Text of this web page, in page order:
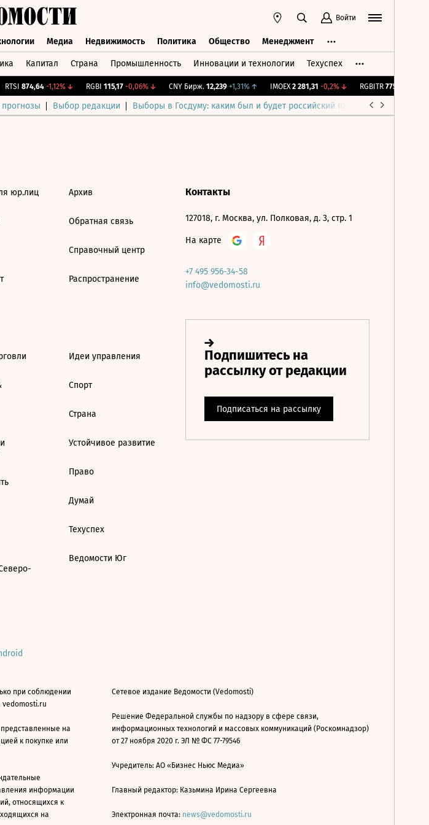
Войти
Медиа Недвижимость Политика Общество Менеджмент
Капитал Страна Промышленность Инновации и технологии Техуспех
RTSI 874,64 -1,12%↓ RGBI 115,17 -0,06%↓ CNY Бирж. 12,239 +1,31%↑ IMOEX 2 281,31 -0,2%↓ RGBITR 775,48
Выбор редакции Выборы в Госдуму: каким был и будет российский парламент
юр.лиц Архив
Обратная связь
Справочный центр
Распространение
Идеи управления
Спорт
Страна
Устойчивое развитие
Право
Думай
Техуспех
Ведомости Юг
Контакты
127018, г. Москва, ул. Полковая, д. 3, стр. 1
На карте
+7 495 956-34-58
info@vedomosti.ru
при соблюдении
vedomosti.ru
на
к покупке или
информации
относящихся к
на
Сетевое издание Ведомости (Vedomosti)
Решение Федеральной службы по надзору в сфере связи,
информационных технологий и массовых коммуникаций (Роскомнадзор)
от 27 ноября 2020 г. ЭЛ № ФС 77-79546
Учредитель: АО «Бизнес Ньюс Медиа»
Главный редактор: Казьмина Ирина Сергеевна
Электронная почта: news@vedomosti.ru